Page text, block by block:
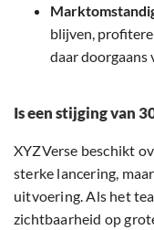
blijven,
daar doorgaans
Is een stijging van
XYZVerse beschikt
sterke lancering,
uitvoering. Als het
zichtbaarheid op